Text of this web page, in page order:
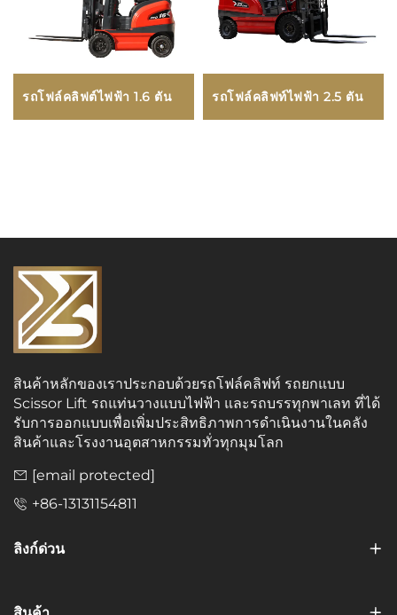
รถโฟล์คลิฟต์ไฟฟ้า 1.6 ตัน รถโฟล์คลิฟท์ไฟฟ้า 2.5 ตัน
สินค้าหลักของเราประกอบด้วยรถโฟล์คลิฟท์ รถยกแบบ
Scissor Lift รถแท่นวางแบบไฟฟ้า และรถบรรทุกพาเลท ที่ได้
รับการออกแบบเพื่อเพิ่มประสิทธิภาพการดำเนินงานในคลัง
สินค้าและโรงงานอุตสาหกรรมทั่วทุกมุมโลก
[email protected]
+86-13131154811
ลิงก์ด่วน